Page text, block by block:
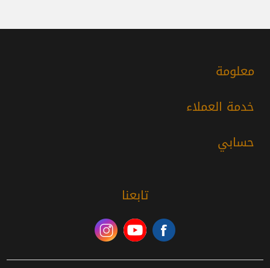
معلومة
خدمة العملاء
حسابي
تابعنا